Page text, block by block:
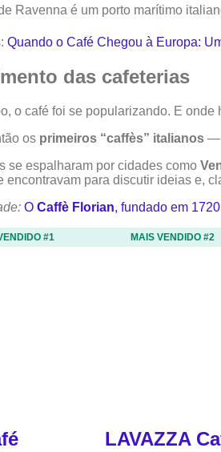
Ravenna é um porto marítimo
Quando o Café Chegou à Europa:
das cafeterias
o café foi se popularizando. E
os primeiros “caffès” italianos —
se espalharam por cidades como
encontravam para discutir ideias e,
O Caffè Florian, fundado em
#1 MAIS VENDIDO #2
LAVAZZA